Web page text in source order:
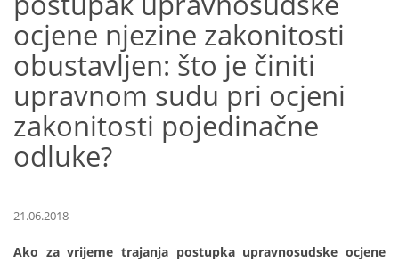
ocjene njezine zakonitosti
obustavljen: što je činiti
upravnom sudu pri ocjeni
zakonitosti pojedinačne
odluke?
21.06.2018
Ako za vrijeme trajanja postupka upravnosudske ocjene